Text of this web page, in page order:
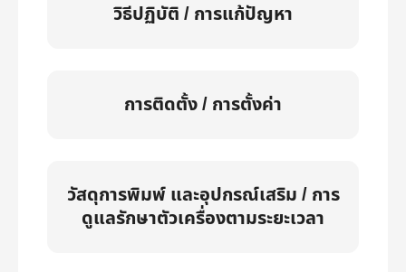
วิธีปฏิบัติ / การแก้ปัญหา
การติดตั้ง / การตั้งค่า
วัสดุการพิมพ์ และอุปกรณ์เสริม / การ
ดูแลรักษาตัวเครื่องตามระยะเวลา